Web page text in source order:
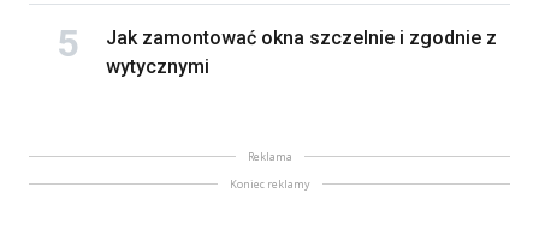
Jak zamontować okna szczelnie i zgodnie z
wytycznymi
Reklama
Koniec reklamy